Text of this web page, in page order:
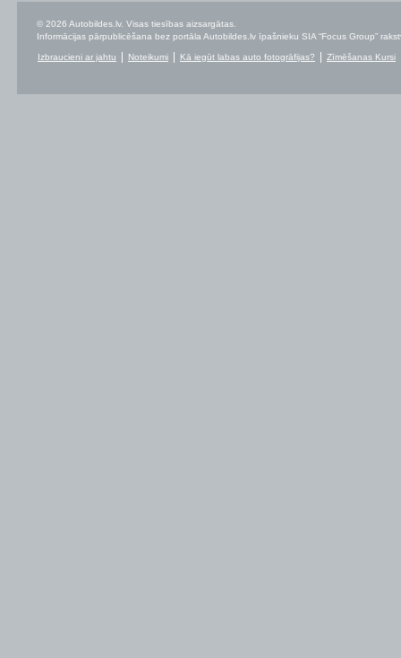
© 2026 Autobildes.lv. Visas tiesības aizsargātas.
Informācijas pārpublicēšana bez portāla Autobildes.lv īpašnieku SIA “Focus Group”
Izbraucieni ar jahtu Noteikumi Kā iegūt labas auto fotogrāfijas? Zīmēšanas Kursi